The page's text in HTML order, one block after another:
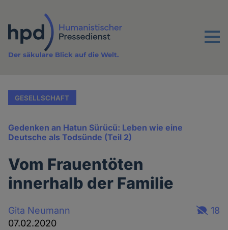
Inhalt
Menu
Der säkulare Blick auf die Welt.
GESELLSCHAFT
Gedenken an Hatun Sürücü: Leben wie eine
Deutsche als Todsünde (Teil 2)
Vom Frauentöten
innerhalb der Familie
Gita Neumann
07.02.2020
18